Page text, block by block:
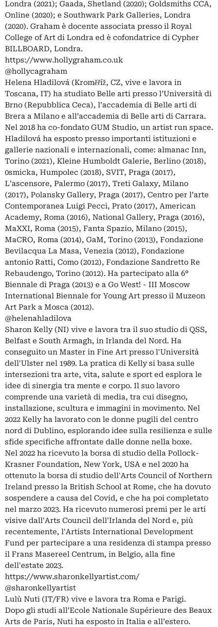
Londra (2021); Gaada, Shetland (2020); Goldsmiths CCA,
Online (2020); e Southwark Park Galleries, Londra
(2020). Graham è docente associata presso il Royal
College of Art di Londra ed è cofondatrice di Cypher
BILLBOARD, Londra.
https://www.hollygraham.co.uk
@hollycagraham
Helena Hladilová (Kroměříž, CZ, vive e lavora in
Toscana, IT) ha studiato Belle arti presso l’Università di
Brno (Repubblica Ceca), l’accademia di Belle arti di
Brera a Milano e all’accademia di Belle arti di Carrara.
Nel 2018 ha co-fondato GUM Studio, un artist run space.
Hladilová ha esposto presso importanti istituzioni e
gallerie nazionali e internazionali, come: almanac Inn,
Torino (2021), Kleine Humboldt Galerie, Berlino (2018),
0smicka, Humpolec (2018), SVIT, Praga (2017),
L’ascensore, Palermo (2017), Treti Galaxy, Milano
(2017), Polansky Gallery, Praga (2017), Centro per l’arte
Contemporanea Luigi Pecci, Prato (2017), American
Academy, Roma (2016), National Gallery, Praga (2016),
MaXXI, Roma (2015), Fanta Spazio, Milano (2015),
MaCRO, Roma (2014), GaM, Torino (2013), Fondazione
Bevilacqua La Masa, Venezia (2012), Fondazione
antonio Ratti, Como (2012), Fondazione Sandretto Re
Rebaudengo, Torino (2012). Ha partecipato alla 6°
Biennale di Praga (2013) e a Go West! - III Moscow
International Biennale for Young Art presso il Muzeon
Art Park a Mosca (2012).
@helenahladilova
Sharon Kelly (NI) vive e lavora tra il suo studio di QSS,
Belfast e South Armagh, in Irlanda del Nord. Ha
conseguito un Master in Fine Art presso l'Università
dell'Ulster nel 1989. La pratica di Kelly si basa sulle
intersezioni tra arte, vita, salute e sport ed esplora le
idee di sinergia tra mente e corpo. Il suo lavoro
comprende una varietà di media, tra cui disegno,
installazione, scultura e immagini in movimento. Nel
2022 Kelly ha lavorato con le donne pugili del centro
nord di Dublino, esplorando idee sulla resilienza e sulle
sfide specifiche affrontate dalle donne nella boxe.
Nel 2022 ha ricevuto la borsa di studio della Pollock-
Krasner Foundation, New York, USA e nel 2020 ha
ottenuto la borsa di studio dell'Arts Council of Northern
Ireland presso la British School at Rome, che ha dovuto
sospendere a causa del Covid, e che ha poi completato
nel marzo 2023. Ha ricevuto numerosi premi per le arti
visive dall'Arts Council dell'Irlanda del Nord e, più
recentemente, l'Artists International Development
Fund per partecipare a una residenza di stampa presso
il Frans Masereel Centrum, in Belgio, alla fine
dell'estate 2023.
https://www.sharonkellyartist.com/
@sharonkellyartist
Lulù Nuti (IT/FR) vive e lavora tra Roma e Parigi.
Dopo gli studi all’Ecole Nationale Supérieure des Beaux
Arts de Paris, Nuti ha esposto in Italia e all’estero.